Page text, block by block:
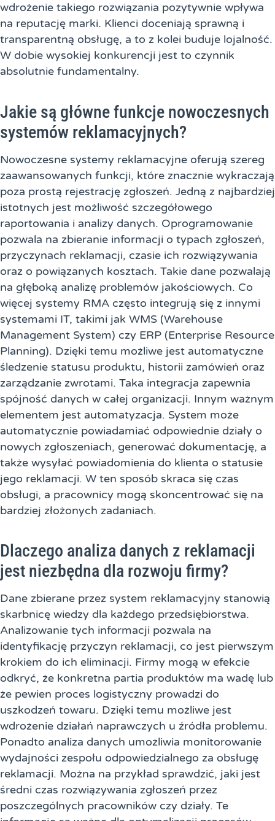
wdrożenie takiego rozwiązania pozytywnie wpływa
na reputację marki. Klienci doceniają sprawną i
transparentną obsługę, a to z kolei buduje lojalność.
W dobie wysokiej konkurencji jest to czynnik
absolutnie fundamentalny.
Jakie są główne funkcje nowoczesnych
systemów reklamacyjnych?
Nowoczesne systemy reklamacyjne oferują szereg
zaawansowanych funkcji, które znacznie wykraczają
poza prostą rejestrację zgłoszeń. Jedną z najbardziej
istotnych jest możliwość szczegółowego
raportowania i analizy danych. Oprogramowanie
pozwala na zbieranie informacji o typach zgłoszeń,
przyczynach reklamacji, czasie ich rozwiązywania
oraz o powiązanych kosztach. Takie dane pozwalają
na głęboką analizę problemów jakościowych. Co
więcej systemy RMA często integrują się z innymi
systemami IT, takimi jak WMS (Warehouse
Management System) czy ERP (Enterprise Resource
Planning). Dzięki temu możliwe jest automatyczne
śledzenie statusu produktu, historii zamówień oraz
zarządzanie zwrotami. Taka integracja zapewnia
spójność danych w całej organizacji. Innym ważnym
elementem jest automatyzacja. System może
automatycznie powiadamiać odpowiednie działy o
nowych zgłoszeniach, generować dokumentację, a
także wysyłać powiadomienia do klienta o statusie
jego reklamacji. W ten sposób skraca się czas
obsługi, a pracownicy mogą skoncentrować się na
bardziej złożonych zadaniach.
Dlaczego analiza danych z reklamacji
jest niezbędna dla rozwoju firmy?
Dane zbierane przez system reklamacyjny stanowią
skarbnicę wiedzy dla każdego przedsiębiorstwa.
Analizowanie tych informacji pozwala na
identyfikację przyczyn reklamacji, co jest pierwszym
krokiem do ich eliminacji. Firmy mogą w efekcie
odkryć, że konkretna partia produktów ma wadę lub
że pewien proces logistyczny prowadzi do
uszkodzeń towaru. Dzięki temu możliwe jest
wdrożenie działań naprawczych u źródła problemu.
Ponadto analiza danych umożliwia monitorowanie
wydajności zespołu odpowiedzialnego za obsługę
reklamacji. Można na przykład sprawdzić, jaki jest
średni czas rozwiązywania zgłoszeń przez
poszczególnych pracowników czy działy. Te